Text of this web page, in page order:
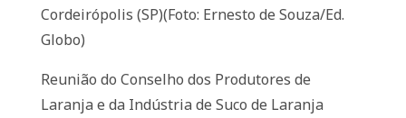
Cordeirópolis (SP)(Foto: Ernesto de Souza/Ed.
Globo)
Reunião do Conselho dos Produtores de
Laranja e da Indústria de Suco de Laranja